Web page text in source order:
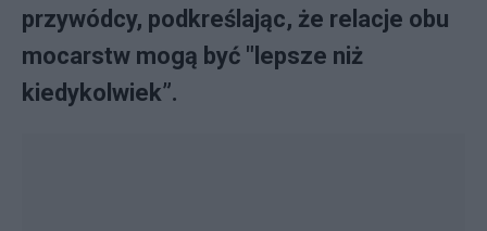
przywódcy, podkreślając, że relacje obu
mocarstw mogą być "lepsze niż
kiedykolwiek”.